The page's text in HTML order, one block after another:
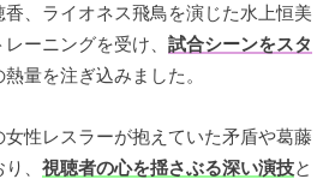
、ライオネス飛鳥を演じた水上恒美
ーニングを受け、 試合シーンをスタ
量を注ぎ込みました。
性レスラーが抱えていた矛盾や葛藤
、 視聴者の心を揺さぶる深い演技と